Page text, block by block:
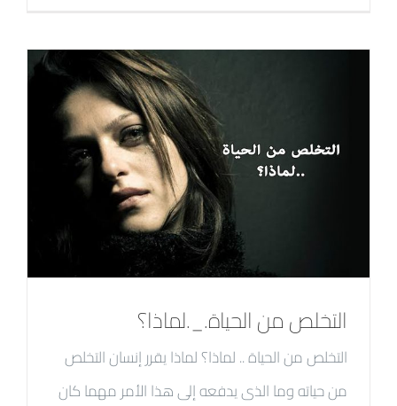
التخلص من الحياة._.لماذا؟
التخلص من الحياة .. لماذا؟ لماذا يقرر إنسان التخلص
من حياته وما الذى يدفعه إلى هذا الأمر مهما كان